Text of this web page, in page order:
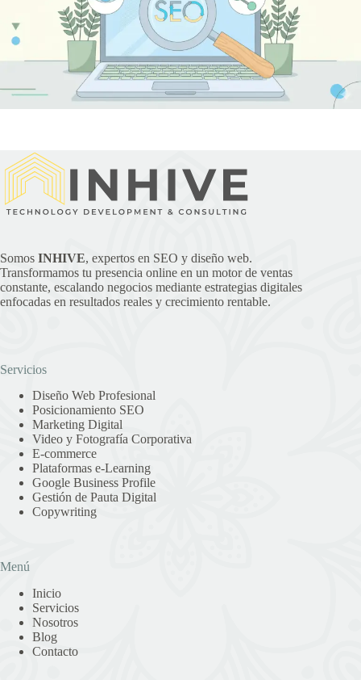
Somos INHIVE, expertos en SEO y diseño web.
Transformamos tu presencia online en un motor de ventas
constante, escalando negocios mediante estrategias digitales
enfocadas en resultados reales y crecimiento rentable.
Servicios
Diseño Web Profesional
Posicionamiento SEO
Marketing Digital
Video y Fotografía Corporativa
E-commerce
Plataformas e-Learning
Google Business Profile
Gestión de Pauta Digital
Copywriting
Menú
Inicio
Servicios
Nosotros
Blog
Contacto